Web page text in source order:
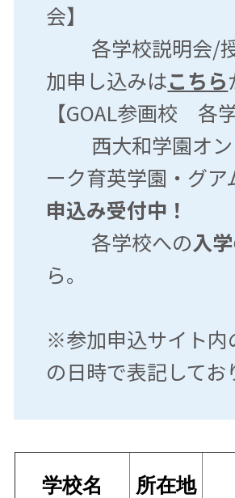
会】
各学校説明会/授
加申し込みはこちら
【GOAL参画校 各
西大和学園オン
ーク育英学園・グ
申込み受付中！
各学校への入
ら。
※参加申込サイト内
の日時で表記してお
学校名 所在地